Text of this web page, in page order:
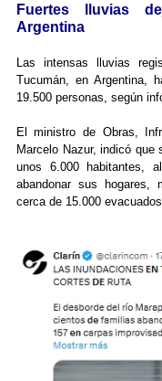
Fuertes lluvias
Argentina
Las intensas lluvias
Tucumán, en Argentina,
19.500 personas, según
El ministro de Obras,
Marcelo Nazur, indicó que
unos 6.000 habitantes,
abandonar sus hogares,
cerca de 15.000